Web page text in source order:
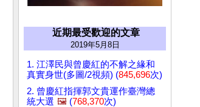
近期最受歡迎的文章
2019年5月8日
1. 江澤民與曾慶紅的不解之緣和
真實身世(多圖/2視頻) (845,696次)
2. 曾慶紅指揮郭文貴運作臺灣總
統大選 🖼️ (768,370次)